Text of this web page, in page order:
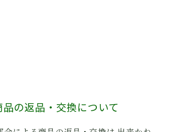
品の返品・交換について